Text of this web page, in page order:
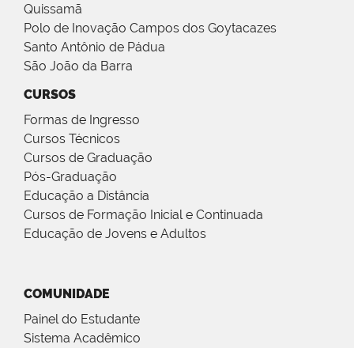
Quissamã
Polo de Inovação Campos dos Goytacazes
Santo Antônio de Pádua
São João da Barra
CURSOS
Formas de Ingresso
Cursos Técnicos
Cursos de Graduação
Pós-Graduação
Educação a Distância
Cursos de Formação Inicial e Continuada
Educação de Jovens e Adultos
COMUNIDADE
Painel do Estudante
Sistema Acadêmico